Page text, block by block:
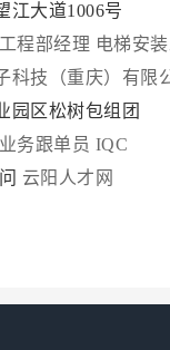
江大道1006号
工程部经理 电梯安
科技（重庆）有限
园区松树包组团
业务跟单员 IQC
云阳人才网